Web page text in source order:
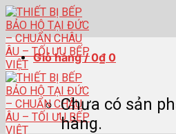
Skip
to
content
Giỏ hàng /0₫ 0
Chưa có sản
hàng.